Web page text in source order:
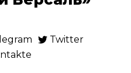
Twitter